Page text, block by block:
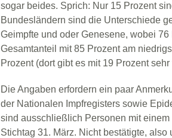
sogar beides. Sprich: Nur 15 Prozent
Bundesländern sind die Unterschiede
Geimpfte und oder Genesene, wobei
Gesamtanteil mit 85 Prozent am
Prozent (dort gibt es mit 19 Prozent
Die Angaben erfordern ein paar
der Nationalen Impfregisters sowie
sind ausschließlich Personen mit
Stichtag 31. März. Nicht bestätigte,